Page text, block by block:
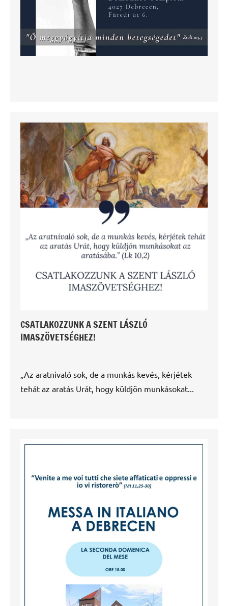
CSATLAKOZZUNK A SZENT LÁSZLÓ
IMASZÖVETSÉGHEZ!
„Az aratnivaló sok, de a munkás kevés, kérjétek
tehát az aratás Urát, hogy küldjön munkásokat...